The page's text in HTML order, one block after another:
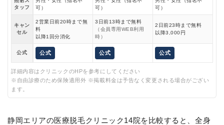
タッフ
可）
可）
可）
キャン
セル
2営業日前20時まで無
料
以降1回分消化
3日前13時まで無料
（会員専用WEB利用
時）
2日前23時まで無料
以降3,000円
公式 公式 公式 公式
詳細内容はクリニックのHPを参考にしてください
※自由診療のため保険適用外 ※掲載料金は予告なく変更される場合がござい
ます。
静岡エリアの医療脱毛クリニック14院を比較すると、全身